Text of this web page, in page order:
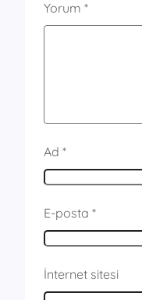
Yorum *
Ad *
E-posta *
İnternet sitesi